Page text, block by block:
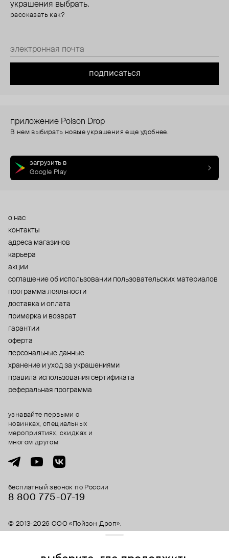
украшения выбрать.
рассказать как?
подписаться
приложение Poison Drop
В нем выбирать новые украшения еще удобнее.
загрузить в
Google Play
о нас
контакты
адреса магазинов
карьера
акции
cоглашение об использовании пользовательских материалов
программа лояльности
доставка и оплата
примерка и возврат
гарантии
оферта
персональные данные
хранение и уход за украшениями
правила использования сертификата
реферальная программа
бесплатный звонок по России
8 800 775⁠-07⁠-19
узнавайте первыми о
новинках, специальных
мероприятиях, скидках и
многом другом
© 2013-2026 ООО «Пойзон Дроп».